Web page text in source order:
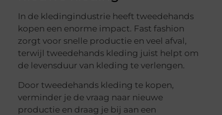
In de kledingindustrie heeft tweedehands
kopen een enorme impact. Fast fashion
zorgt voor snelle productie en veel afval,
terwijl tweedehands kleding juist helpt om
de levensduur van kleding te verlengen.
Door tweedehands kleding te kopen,
verminder je de vraag naar nieuwe
productie en draag je bij aan een